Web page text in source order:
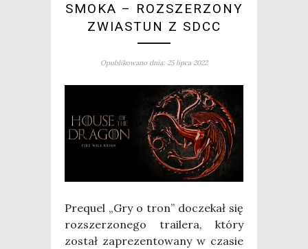
SMOKA – ROZSZERZONY
ZWIASTUN Z SDCC
Opublikowano dnia: 25 lipca 2022
Pre­qu­el „Gry o tron” docze­kał się
roz­sze­rzo­ne­go tra­ile­ra, któ­ry
został zapre­zen­to­wa­ny w cza­sie